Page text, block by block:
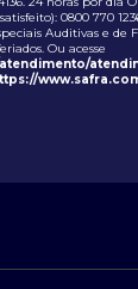
0800 770
Auditivas e de
Ou acesse